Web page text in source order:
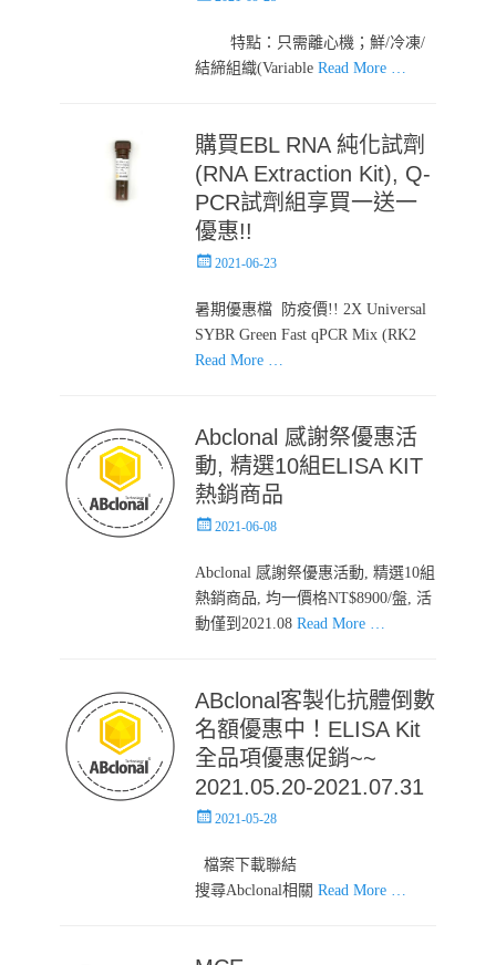
特點：只需離心機；鮮/冷凍/
結締組織(VariableRead More …
購買EBL RNA 純化試劑
(RNA Extraction Kit), Q-
PCR試劑組享買一送一
優惠!!
Posted2021-06-23
暑期優惠檔 防疫價!! 2X Universal
SYBR Green Fast qPCR Mix (RK2
Read More …
Abclonal 感謝祭優惠活
動, 精選10組ELISA KIT
熱銷商品
Posted2021-06-08
Abclonal 感謝祭優惠活動, 精選10組
熱銷商品, 均一價格NT$8900/盤, 活
動僅到2021.08Read More …
ABclonal客製化抗體倒數
名額優惠中！ELISA Kit
全品項優惠促銷~~
2021.05.20-2021.07.31
Posted2021-05-28
檔案下載聯結
搜尋Abclonal相關Read More …